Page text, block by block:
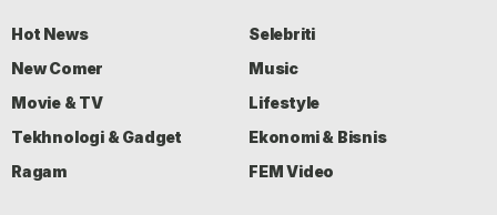
Hot News
Selebriti
New Comer
Music
Movie & TV
Lifestyle
Tekhnologi & Gadget
Ekonomi & Bisnis
Ragam
FEM Video